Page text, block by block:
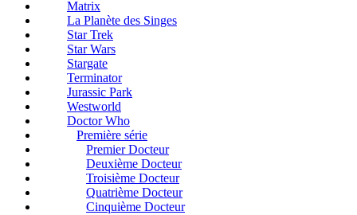
Matrix
La Planète des Singes
Star Trek
Star Wars
Stargate
Terminator
Jurassic Park
Westworld
Doctor Who
Première série
Premier Docteur
Deuxième Docteur
Troisième Docteur
Quatrième Docteur
Cinquième Docteur